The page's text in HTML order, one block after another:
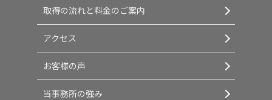
取得の流れと料金のご案内
アクセス
お客様の声
当事務所の強み